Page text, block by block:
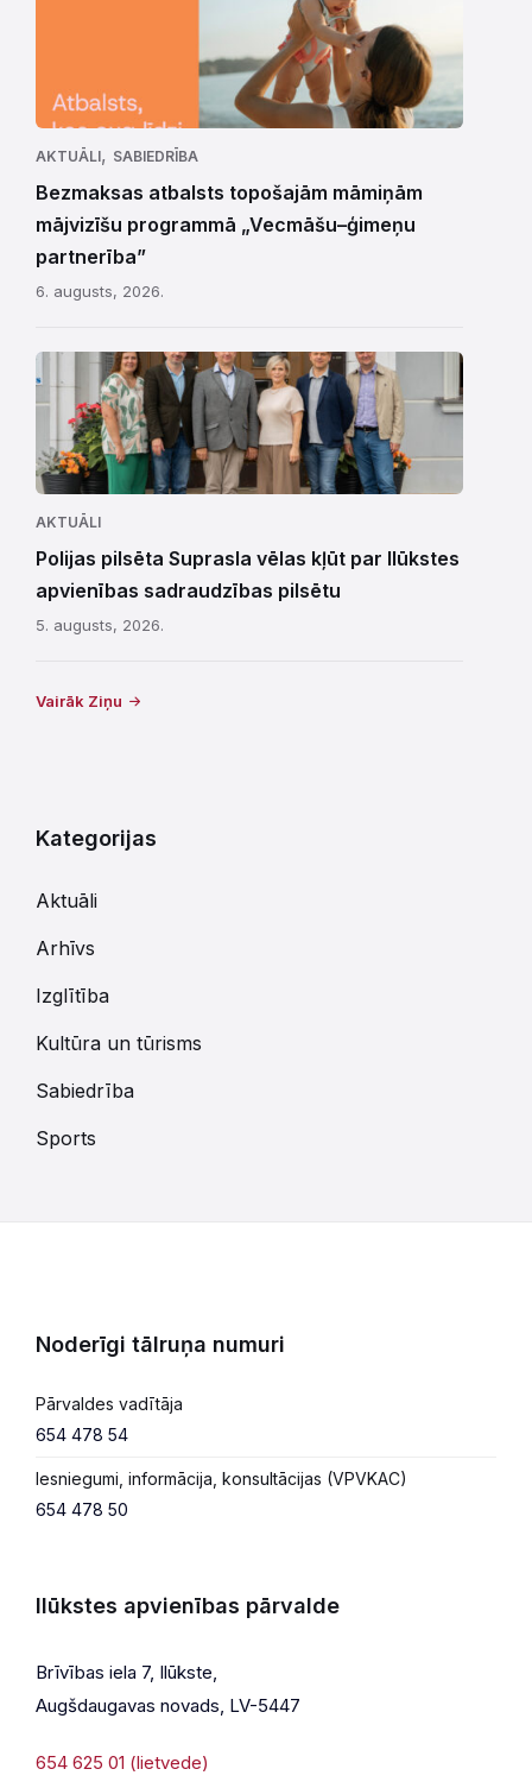
AKTUĀLI, SABIEDRĪBA
Bezmaksas atbalsts topošajām māmiņām
mājvizīšu programmā „Vecmāšu–ģimeņu
partnerība”
6. augusts, 2026.
AKTUĀLI
Polijas pilsēta Suprasla vēlas kļūt par Ilūkstes
apvienības sadraudzības pilsētu
5. augusts, 2026.
Vairāk Ziņu
Kategorijas
Aktuāli
Arhīvs
Izglītība
Kultūra un tūrisms
Sabiedrība
Sports
Noderīgi tālruņa numuri
Pārvaldes vadītāja
654 478 54
Iesniegumi, informācija, konsultācijas (VPVKAC)
654 478 50
Ilūkstes apvienības pārvalde
Brīvības iela 7, Ilūkste,
Augšdaugavas novads, LV-5447
654 625 01 (lietvede)